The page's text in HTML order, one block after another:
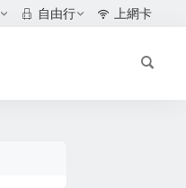
自由行 上網卡